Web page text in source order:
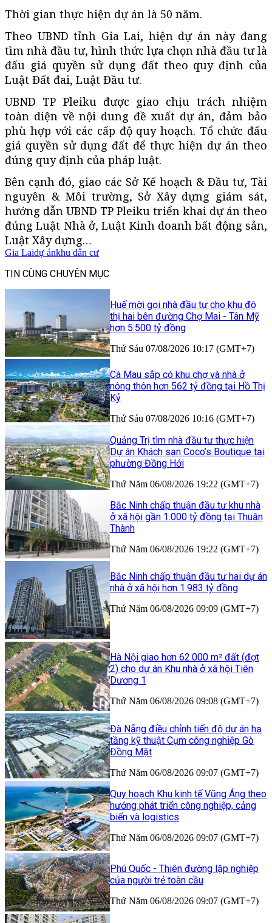
Thời gian thực hiện dự án là 50 năm.
Theo UBND tỉnh Gia Lai, hiện dự án này đang
tìm nhà đầu tư, hình thức lựa chọn nhà đầu tư là
đấu giá quyền sử dụng đất theo quy định của
Luật Đất đai, Luật Đầu tư.
UBND TP Pleiku được giao chịu trách nhiệm
toàn diện về nội dung đề xuất dự án, đảm bảo
phù hợp với các cấp độ quy hoạch. Tổ chức đấu
giá quyền sử dụng đất để thực hiện dự án theo
đúng quy định của pháp luật.
Bên cạnh đó, giao các Sở Kế hoạch & Đầu tư, Tài
nguyên & Môi trường, Sở Xây dựng giám sát,
hướng dẫn UBND TP Pleiku triển khai dự án theo
đúng Luật Nhà ở, Luật Kinh doanh bất động sản,
Luật Xây dựng…
Gia Laidự ánkhu dân cư
TIN CÙNG CHUYÊN MỤC
Huế mời gọi nhà đầu tư cho khu đô
thị hai bên đường Chợ Mai - Tân Mỹ
hơn 5.500 tỷ đồng
Thứ Sáu 07/08/2026 10:17 (GMT+7)
Cà Mau sắp có khu chợ và nhà ở
nông thôn hơn 562 tỷ đồng tại Hồ Thị
Kỷ
Thứ Sáu 07/08/2026 10:16 (GMT+7)
Quảng Trị tìm nhà đầu tư thực hiện
Dự án Khách sạn Coco’s Boutique tại
phường Đồng Hới
Thứ Năm 06/08/2026 19:22 (GMT+7)
Bắc Ninh chấp thuận đầu tư khu nhà
ở xã hội gần 1.000 tỷ đồng tại Thuận
Thành
Thứ Năm 06/08/2026 19:22 (GMT+7)
Bắc Ninh chấp thuận đầu tư hai dự án
nhà ở xã hội hơn 1.983 tỷ đồng
Thứ Năm 06/08/2026 09:09 (GMT+7)
Hà Nội giao hơn 62.000 m² đất (đợt
2) cho dự án Khu nhà ở xã hội Tiên
Dương 1
Thứ Năm 06/08/2026 09:08 (GMT+7)
Đà Nẵng điều chỉnh tiến độ dự án hạ
tầng kỹ thuật Cụm công nghiệp Gò
Đồng Mặt
Thứ Năm 06/08/2026 09:07 (GMT+7)
Quy hoạch Khu kinh tế Vũng Áng theo
hướng phát triển công nghiệp, cảng
biển và logistics
Thứ Năm 06/08/2026 09:07 (GMT+7)
Phú Quốc - Thiên đường lập nghiệp
của người trẻ toàn cầu
Thứ Năm 06/08/2026 09:07 (GMT+7)